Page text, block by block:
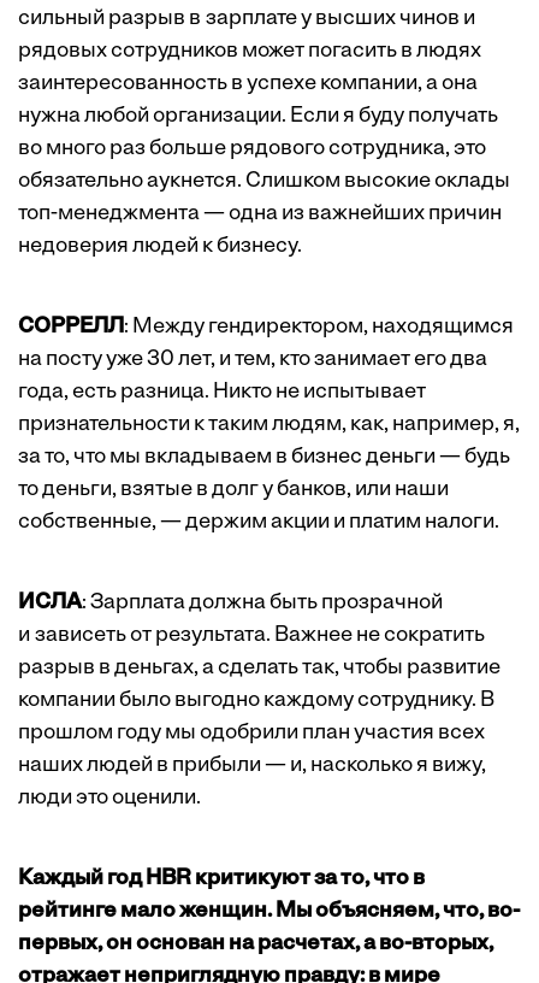
сильный разрыв в зарплате у высших чинов и
рядовых сотрудников может погасить в людях
заинтересованность в успехе компании, а она
нужна любой организации. Если я буду получать
во много раз больше рядового сотрудника, это
обязательно аукнется. Слишком высокие оклады
топ-менеджмента — одна из важнейших причин
недоверия людей к бизнесу.
СОРРЕЛЛ: Между гендиректором, находящимся
на посту уже 30 лет, и тем, кто занимает его два
года, есть разница. Никто не испытывает
признательности к таким людям, как, например, я,
за то, что мы вкладываем в бизнес деньги — будь
то деньги, взятые в долг у банков, или наши
собственные, — держим акции и платим налоги.
ИСЛА: Зарплата должна быть прозрачной
и зависеть от результата. Важнее не сократить
разрыв в деньгах, а сделать так, чтобы развитие
компании было выгодно каждому сотруднику. В
прошлом году мы одобрили план участия всех
наших людей в прибыли — и, насколько я вижу,
люди это оценили.
Каждый год HBR критикуют за то, что в
рейтинге мало женщин. Мы объясняем, что, во-
первых, он основан на расчетах, а во-вторых,
отражает неприглядную правду: в мире